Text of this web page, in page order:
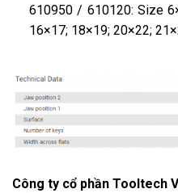
610950 / 610120: Size
16×17; 18×19; 20×22;
Công ty cổ phần Tooltech